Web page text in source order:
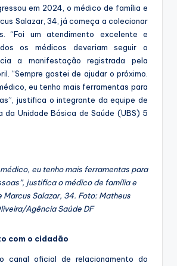
em 2024, o médico de família e
Salazar, 34, já começa a colecionar
“Foi um atendimento excelente e
os médicos deveriam seguir o
a manifestação registrada pela
“Sempre gostei de ajudar o próximo.
eu tenho mais ferramentas para
justifica o integrante da equipe de
da Unidade Básica de Saúde (UBS) 5
eu tenho mais ferramentas para
justifica o médico de família e
Marcus Salazar, 34. Foto: Matheus
Agência Saúde DF
com o cidadão
canal oficial de relacionamento do